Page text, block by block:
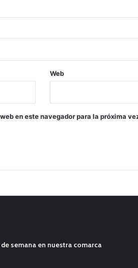
Web
en este navegador para la próxima
semana en nuestra comarca